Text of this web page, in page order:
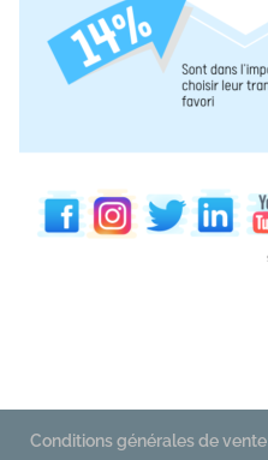
Conditions générales de vente